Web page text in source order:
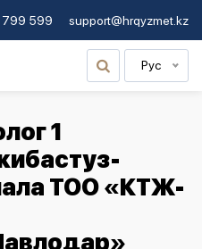
799 599 support@hrqyzmet.kz
Рус
1
ТОО «КТЖ-